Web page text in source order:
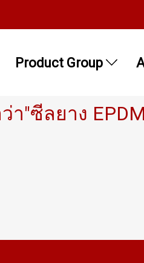
Product Group
"ซีลยาง